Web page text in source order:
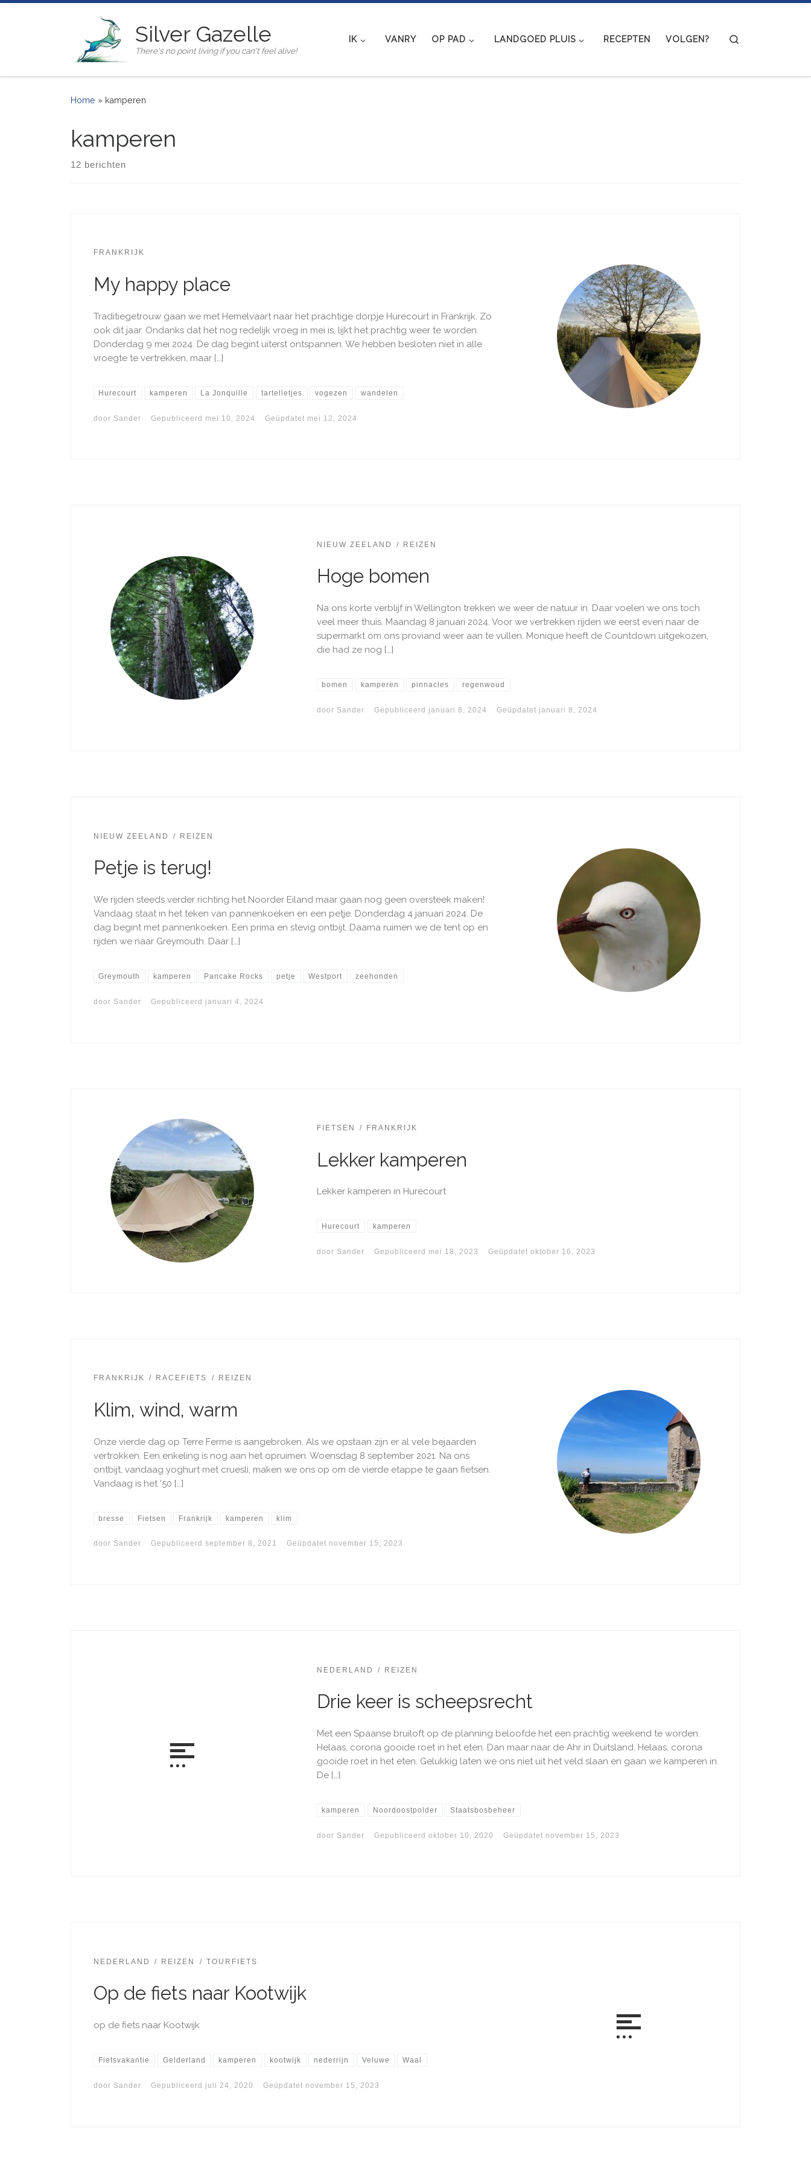
Silver Gazelle
There's no point living if you can't feel alive!
IK VANRY OP PAD LANDGOED PLUIS RECEPTEN VOLGEN?
Home » kamperen
kamperen
12 berichten
FRANKRIJK
My happy place
Traditiegetrouw gaan we met Hemelvaart naar het prachtige dorpje Hurecourt in Frankrijk. Zo
ook dit jaar. Ondanks dat het nog redelijk vroeg in mei is, lijkt het prachtig weer te worden.
Donderdag 9 mei 2024. De dag begint uiterst ontspannen. We hebben besloten niet in alle
vroegte te vertrekken, maar […]
Hurecourt kamperen La Jonquille tartelletjes vogezen wandelen
door Sander Gepubliceerd mei 10, 2024 Geüpdatet mei 12, 2024
NIEUW ZEELAND REIZEN
Hoge bomen
Na ons korte verblijf in Wellington trekken we weer de natuur in. Daar voelen we ons toch
veel meer thuis. Maandag 8 januari 2024. Voor we vertrekken rijden we eerst even naar de
supermarkt om ons proviand weer aan te vullen. Monique heeft de Countdown uitgekozen,
die had ze nog […]
bomen kamperen pinnacles regenwoud
door Sander Gepubliceerd januari 8, 2024 Geüpdatet januari 8, 2024
NIEUW ZEELAND REIZEN
Petje is terug!
We rijden steeds verder richting het Noorder Eiland maar gaan nog geen oversteek maken!
Vandaag staat in het teken van pannenkoeken en een petje. Donderdag 4 januari 2024. De
dag begint met pannenkoeken. Een prima en stevig ontbijt. Daarna ruimen we de tent op en
rijden we naar Greymouth. Daar […]
Greymouth kamperen Pancake Rocks petje Westport zeehonden
door Sander Gepubliceerd januari 4, 2024
FIETSEN FRANKRIJK
Lekker kamperen
Lekker kamperen in Hurecourt
Hurecourt kamperen
door Sander Gepubliceerd mei 18, 2023 Geüpdatet oktober 16, 2023
FRANKRIJK RACEFIETS REIZEN
Klim, wind, warm
Onze vierde dag op Terre Ferme is aangebroken. Als we opstaan zijn er al vele bejaarden
vertrokken. Een enkeling is nog aan het opruimen. Woensdag 8 september 2021. Na ons
ontbijt, vandaag yoghurt met cruesli, maken we ons op om de vierde etappe te gaan fietsen.
Vandaag is het ’50 […]
bresse Fietsen Frankrijk kamperen klim
door Sander Gepubliceerd september 8, 2021 Geüpdatet november 15, 2023
NEDERLAND REIZEN
Drie keer is scheepsrecht
Met een Spaanse bruiloft op de planning beloofde het een prachtig weekend te worden.
Helaas, corona gooide roet in het eten. Dan maar naar de Ahr in Duitsland. Helaas, corona
gooide roet in het eten. Gelukkig laten we ons niet uit het veld slaan en gaan we kamperen in
De […]
kamperen Noordoostpolder Staatsbosbeheer
door Sander Gepubliceerd oktober 10, 2020 Geüpdatet november 15, 2023
NEDERLAND REIZEN TOURFIETS
Op de fiets naar Kootwijk
op de fiets naar Kootwijk
Fietsvakantie Gelderland kamperen kootwijk nederrijn Veluwe Waal
door Sander Gepubliceerd juli 24, 2020 Geüpdatet november 15, 2023